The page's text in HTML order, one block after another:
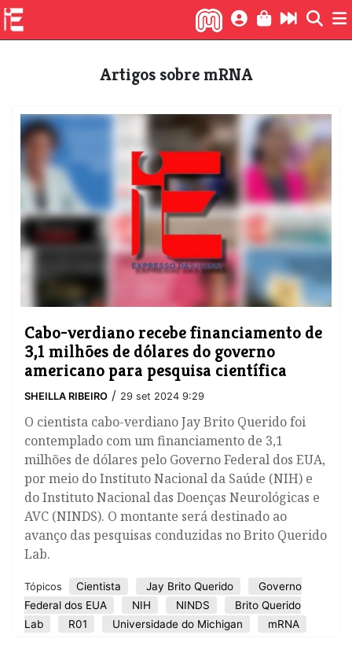
Artigos sobre mRNA
Cabo-verdiano recebe financiamento de
3,1 milhões de dólares do governo
americano para pesquisa científica
SHEILLA RIBEIRO / 29 set 2024 9:29
O cientista cabo-verdiano Jay Brito Querido foi
contemplado com um financiamento de 3,1
milhões de dólares pelo Governo Federal dos EUA,
por meio do Instituto Nacional da Saúde (NIH) e
do Instituto Nacional das Doenças Neurológicas e
AVC (NINDS). O montante será destinado ao
avanço das pesquisas conduzidas no Brito Querido
Lab.
Tópicos Cientista Jay Brito Querido
Governo
Federal dos EUA
NIH NINDS
Brito Querido
Lab
R01 Universidade do Michigan mRNA